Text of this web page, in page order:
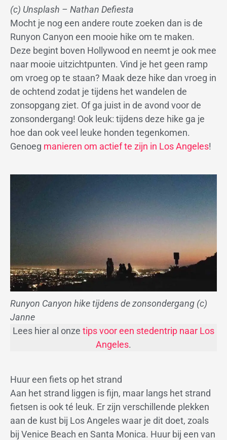
(c) Unsplash – Nathan Defiesta
Mocht je nog een andere route zoeken dan is de
Runyon Canyon een mooie hike om te maken.
Deze begint boven Hollywood en neemt je ook mee
naar mooie uitzichtpunten. Vind je het geen ramp
om vroeg op te staan? Maak deze hike dan vroeg in
de ochtend zodat je tijdens het wandelen de
zonsopgang ziet. Of ga juist in de avond voor de
zonsondergang! Ook leuk: tijdens deze hike ga je
hoe dan ook veel leuke honden tegenkomen.
Genoeg manieren om actief te zijn in Los Angeles!
Runyon Canyon hike tijdens de zonsondergang (c)
Janne
Lees hier al onze tips voor een stedentrip naar Los
Angeles.
Huur een fiets op het strand
Aan het strand liggen is fijn, maar langs het strand
fietsen is ook té leuk. Er zijn verschillende plekken
aan de kust bij Los Angeles waar je dit doet, zoals
bij Venice Beach en Santa Monica. Huur bij een van